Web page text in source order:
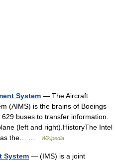
System — The Aircraft
(AIMS) is the brains of Boeings
buses to transfer information.
(left and right).HistoryThe Intel
the… …
Wikipedia
System — (IMS) is a joint